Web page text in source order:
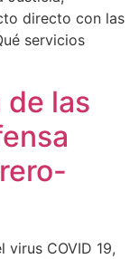
directo con las
servicios
las
COVID 19,